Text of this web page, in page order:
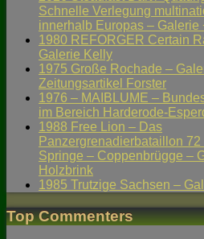
Schnelle Verlegung
innerhalb Europas – Galerie
1980 REFORGER Certain
Galerie Kelly
1975 Große Rochade –
Zeitungsartikel Forster
1976 – MAIBLUME –
im Bereich Harderode-
1988 Free Lion – Das
Panzergrenadierbataillon 72
Springe – Coppenbrügge –
Holzbrink
1985 Trutzige Sachsen –
Top Commenters